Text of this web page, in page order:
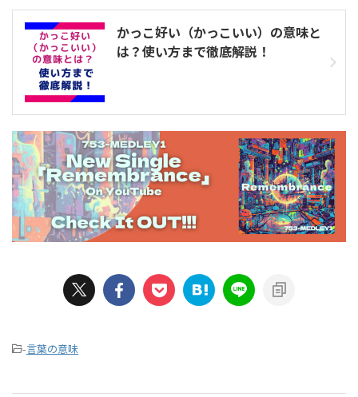
かっこ好い（かっこいい）の意味と
は？使い方まで徹底解説！
-言葉の意味